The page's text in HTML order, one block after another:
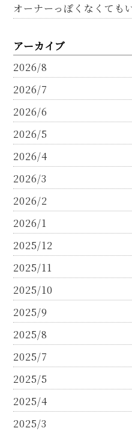
オーナーっぽくなくても
アーカイブ
2026/8
2026/7
2026/6
2026/5
2026/4
2026/3
2026/2
2026/1
2025/12
2025/11
2025/10
2025/9
2025/8
2025/7
2025/5
2025/4
2025/3